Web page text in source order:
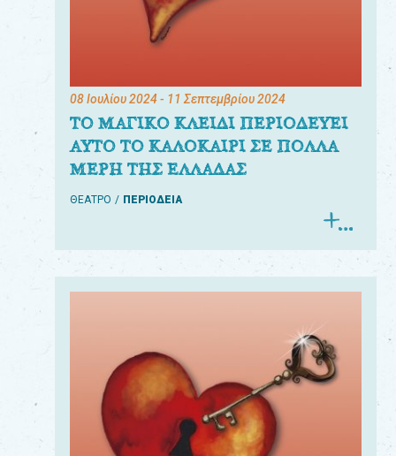
08 Ιουλίου 2024- 11 Σεπτεμβρίου 2024
ΤΟ ΜΑΓΙΚΟ ΚΛΕΙΔΙ ΠΕΡΙΟΔΕΥΕΙ
ΑΥΤΟ ΤΟ ΚΑΛΟΚΑΙΡΙ ΣΕ ΠΟΛΛΑ
ΜΕΡΗ ΤΗΣ ΕΛΛΑΔΑΣ
ΘΕΑΤΡΟ ΠΕΡΙΟΔΕΙΑ